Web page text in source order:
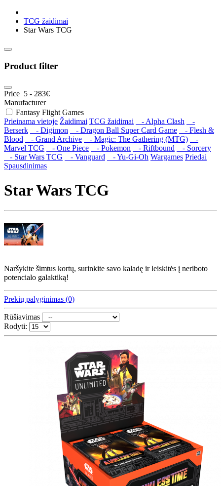
TCG žaidimai
Star Wars TCG
Product filter
Price 5 - 283€
Manufacturer
Fantasy Flight Games
Prieinama vietoje Žaidimai TCG žaidimai - Alpha Clash
-
Berserk
- Digimon - Dragon Ball Super Card Game
- Flesh &
Blood
- Grand Archive - Magic: The Gathering (MTG)
-
Marvel TCG
- One Piece - Pokemon - Riftbound
- Sorcery
- Star Wars TCG
- Vanguard - Yu-Gi-Oh Wargames Priedai
Spausdinimas
Star Wars TCG
Naršykite šimtus kortų, surinkite savo kaladę ir leiskitės į neriboto
potencialo galaktiką!
Prekių palyginimas (0)
Rūšiavimas
Rodyti: